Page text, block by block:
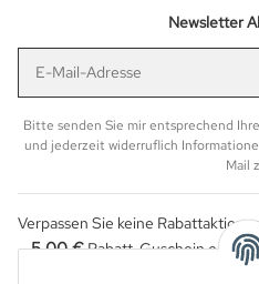
Newsletter
Bitte senden Sie mir entsprechend
und jederzeit widerruflich
Mail
Verpassen Sie keine Rabattaktion
5,00 €Rabatt-Guschein
per Email nach der erfolgreichen